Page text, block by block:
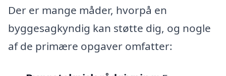
Der er mange måder, hvorpå en
byggesagkyndig kan støtte dig, og nogle
af de primære opgaver omfatter: